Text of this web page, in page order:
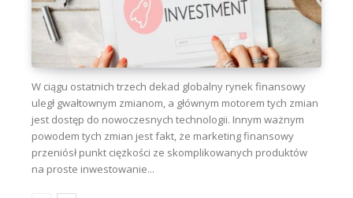
W ciągu ostatnich trzech dekad globalny rynek finansowy
uległ gwałtownym zmianom, a głównym motorem tych zmian
jest dostęp do nowoczesnych technologii. Innym ważnym
powodem tych zmian jest fakt, że marketing finansowy
przeniósł punkt ciężkości ze skomplikowanych produktów
na proste inwestowanie...